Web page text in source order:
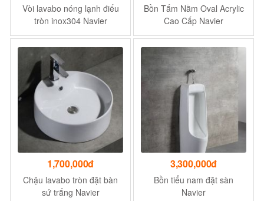
Vòi lavabo nóng lạnh điếu
tròn inox304 Navier
Bồn Tắm Nằm Oval Acrylic
Cao Cấp Navier
1,700,000đ
Chậu lavabo tròn đặt bàn
sứ trắng Navier
3,300,000đ
Bồn tiểu nam đặt sàn
Navier